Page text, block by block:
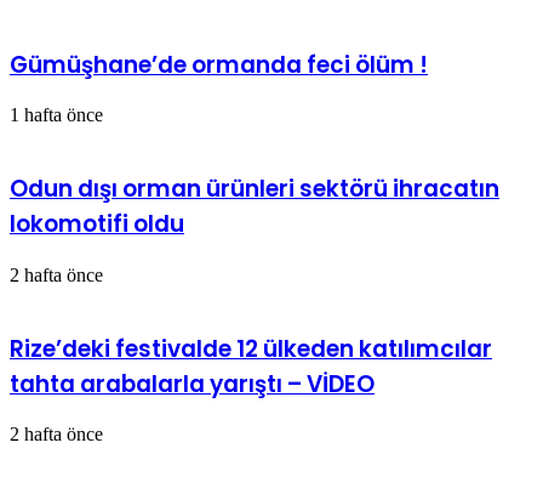
Gümüşhane’de ormanda feci ölüm !
1 hafta önce
Odun dışı orman ürünleri sektörü ihracatın
lokomotifi oldu
2 hafta önce
Rize’deki festivalde 12 ülkeden katılımcılar
tahta arabalarla yarıştı – VİDEO
2 hafta önce